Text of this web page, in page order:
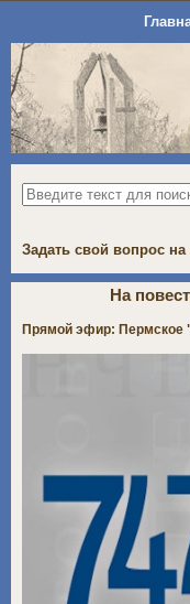
Задать свой вопрос на
На
Прямой эфир: Пермское